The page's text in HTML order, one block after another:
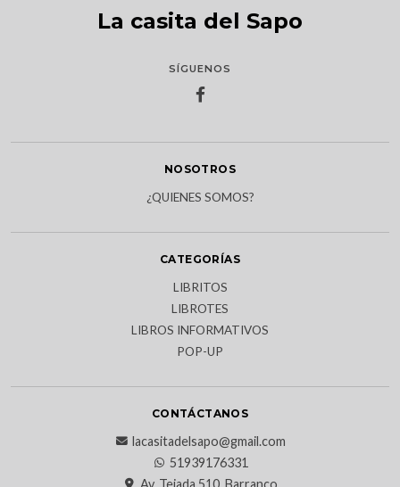
La casita del Sapo
SÍGUENOS
NOSOTROS
¿QUIENES SOMOS?
CATEGORÍAS
LIBRITOS
LIBROTES
LIBROS INFORMATIVOS
POP-UP
CONTÁCTANOS
lacasitadelsapo@gmail.com
51939176331